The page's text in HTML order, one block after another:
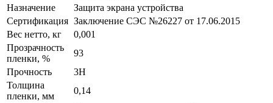
Назначение
Защита экрана устройства
Сертификация Заключение СЭС №26227 от 17.06.2015
Вес нетто, кг
0,001
Прозрачность
пленки, %
93
Прочность
3H
Толщина
пленки, мм
0,14